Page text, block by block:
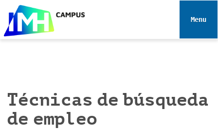
e
Toggle
Técnicas de búsqueda
de empleo